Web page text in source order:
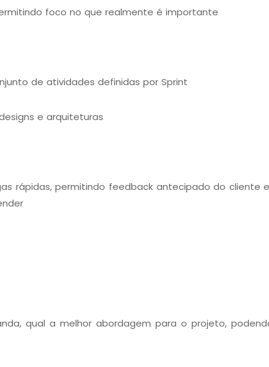
foco no que realmente é importante
de atividades definidas por Sprint
e arquiteturas
rápidas, permitindo feedback antecipado do cliente
qual a melhor abordagem para o projeto,